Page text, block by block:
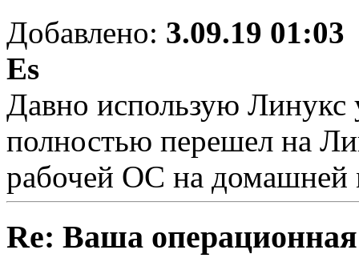
Добавлено: 3.09.19 01:03
Es
Давно использую Линукс
полностью перешел на
рабочей ОС на
Re: Ваша